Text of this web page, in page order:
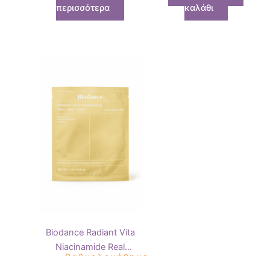
περισσότερα
καλάθι
Biodance Radiant Vita
Niacinamide Real